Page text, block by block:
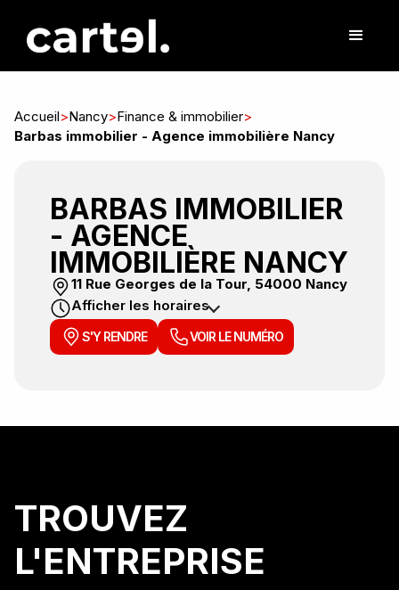
Accueil>Nancy>Finance & immobilier>
Barbas immobilier - Agence immobilière Nancy
BARBAS IMMOBILIER
- AGENCE
IMMOBILIÈRE NANCY
11 Rue Georges de la Tour, 54000 Nancy
Afficher les horaires
S'Y RENDRE VOIR LE NUMÉRO
TROUVEZ
L'ENTREPRISE